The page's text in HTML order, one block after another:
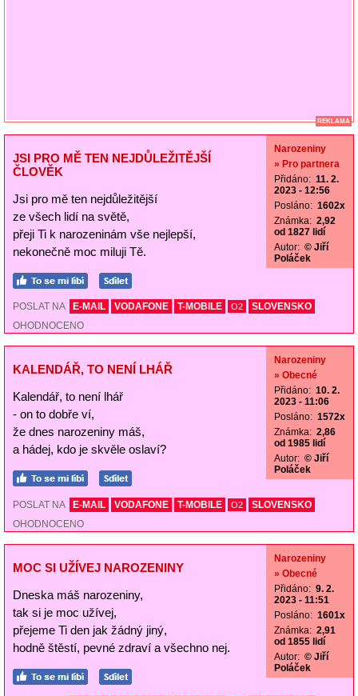
REKLAMA
JSI PRO MĚ TEN NEJDŮLEŽITĚJŠÍ
ČLOVĚK
Jsi pro mě ten nejdůležitější
ze všech lidí na světě,
přeji Ti k narozeninám vše nejlepší,
nekonečně moc miluji Tě.
Narozeniny
» Pro partnera
Přidáno: 11. 2.
2023 - 12:56
Posláno: 1602x
Známka: 2,92
od 1827 lidí
Autor: © Jiří
Poláček
POSLAT NA E-MAIL VODAFONE T-MOBILE O2
SLOVENSKO
OHODNOCENO
KALENDÁŘ, TO NENÍ LHÁŘ
Kalendář, to není lhář
- on to dobře ví,
že dnes narozeniny máš,
a hádej, kdo je skvěle oslaví?
Narozeniny
» Obecné
Přidáno: 10. 2.
2023 - 11:06
Posláno: 1572x
Známka: 2,86
od 1985 lidí
Autor: © Jiří
Poláček
POSLAT NA E-MAIL VODAFONE T-MOBILE O2
SLOVENSKO
OHODNOCENO
MOC SI UŽÍVEJ NAROZENINY
Dneska máš narozeniny,
tak si je moc užívej,
přejeme Ti den jak žádný jiný,
hodně štěstí, pevné zdraví a všechno nej.
Narozeniny
» Obecné
Přidáno: 9. 2.
2023 - 11:51
Posláno: 1601x
Známka: 2,91
od 1855 lidí
Autor: © Jiří
Poláček